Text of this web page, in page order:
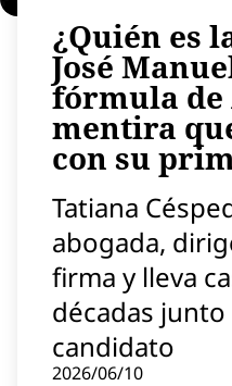
Virales
Tecnología
Economía
Estilo de vida
Contenido patrocinado
Instagram
¿Quién es
José
fórmula de
mentira
con su
Tatiana
abogada,
firma y lleva
décadas junto
candidato
2026/06/10